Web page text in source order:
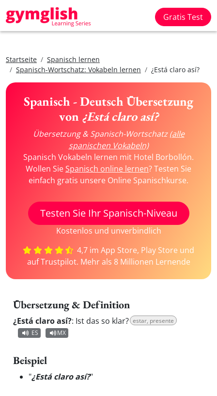
Gratis Test
Startseite
Spanisch lernen
Spanisch-Wortschatz: Vokabeln lernen
¿Está claro así?
Spanisch - Deutsch Übersetzung
von ¿Está claro así?
Übersetzung & Spanisch-Wortschatz(alle
spanischen Vokabeln)
Spanisch Vokabeln lernen mit Hotel Borbollón.
Wollen SieSpanisch online lernen? Testen Sie
einfach gratis unsere Online Spanischkurse.
Testen Sie Ihr Spanisch-Niveau
Kostenlos und unverbindlich
4,7 im App Store, Play Store und
auf Trustpilot. Mehr als 8 Millionen Lernende
Übersetzung & Definition
¿Está claro así?: Ist das so klar? estar, presente
ES
MX
Beispiel
"¿Está claro así?"